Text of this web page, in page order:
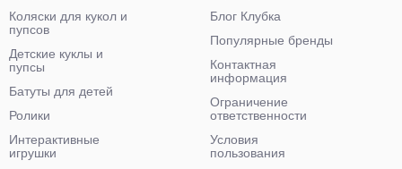
Коляски для кукол и
пупсов
Детские куклы и
пупсы
Батуты для детей
Ролики
Интерактивные
игрушки
Блог Клубка
Популярные бренды
Контактная
информация
Ограничение
ответственности
Условия
пользования